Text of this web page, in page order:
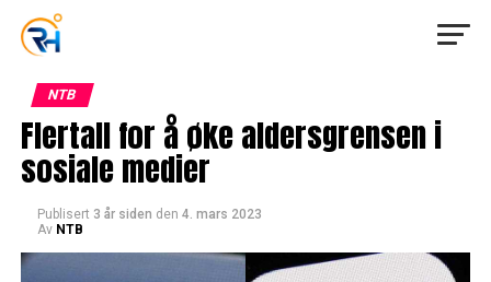
NTB
Flertall for å øke aldersgrensen i
sosiale medier
Publisert 3 år siden den 4. mars 2023
Av NTB